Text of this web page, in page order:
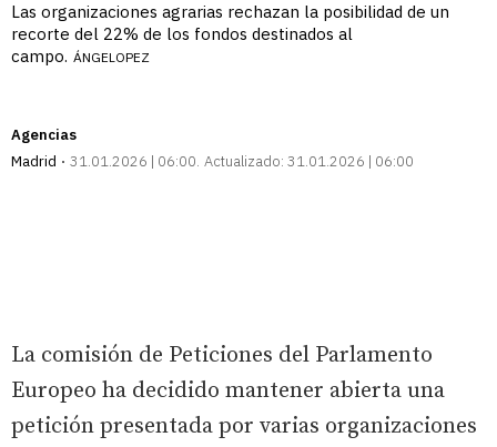
Las organizaciones agrarias rechazan la posibilidad de un
recorte del 22% de los fondos destinados al
campo. ÁNGELOPEZ
Agencias
Madrid
31.01.2026 | 06:00 Actualizado: 31.01.2026 | 06:00
La comisión de Peticiones del Parlamento
Europeo ha decidido mantener abierta una
petición presentada por varias organizaciones